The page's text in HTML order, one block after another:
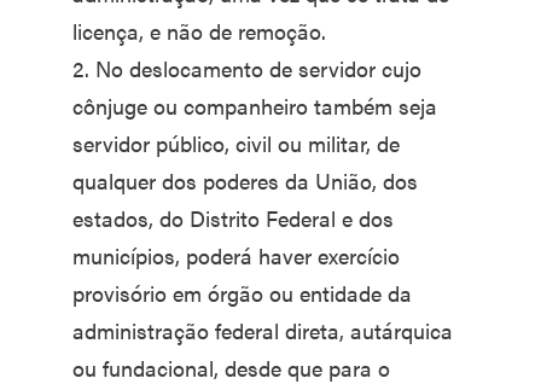
licença, e não de remoção.
2. No deslocamento de servidor cujo
cônjuge ou companheiro também seja
servidor público, civil ou militar, de
qualquer dos poderes da União, dos
estados, do Distrito Federal e dos
municípios, poderá haver exercício
provisório em órgão ou entidade da
administração federal direta, autárquica
ou fundacional, desde que para o